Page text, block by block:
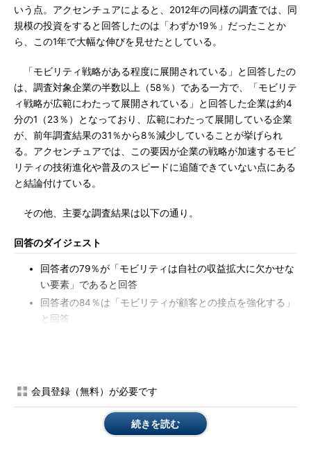
いう点。アクセンチュアによると、2012年の同様の調査では、同
規模の投資をすると回答したのは「わずか19％」だったことか
ら、この1年で大幅な伸びを見せたとしている。
「モビリティ戦略がある程度に展開されている」と回答したの
は、調査対象企業の半数以上（58％）である一方で、「モビリテ
ィ戦略が広範にわたって展開されている」と回答した企業は約4
分の1（23％）となっており、広範にわたって展開している企業
が、前年調査結果の31％から8％減少していることが挙げられ
る。アクセンチュアでは、この要因が企業の戦略が加速するモビ
リティの技術進化や普及のスピードに追随できていない点にある
と結論付けている。
その他、主要な調査結果は以下の通り。
回答のダイジェスト
回答者の79％が「モビリティは自社の収益拡大に欠かせな
い要素」であると回答
回答者の84％は「モビリティが顧客との接点を強化する」
と回答
と回答
回答者の42％は「最優先課題の5つのうちの1つ」と回答
モビリティ活用で求める要件の上位3件
会員登録（無料）が必要です
続きを読む